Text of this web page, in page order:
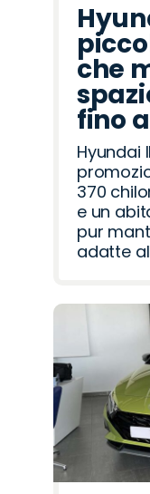
che
fino
Hyundai
370
e un
pur
adatte